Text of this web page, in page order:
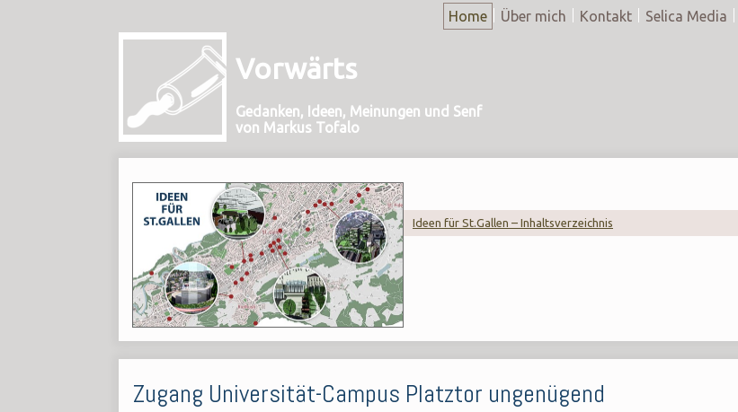
Home Über mich Kontakt Selica Media
Vorwärts
Gedanken, Ideen, Meinungen und Senf
von Markus Tofalo
Ideen für St.Gallen – Inhaltsverzeichnis
Zugang Universität-Campus Platztor ungenügend